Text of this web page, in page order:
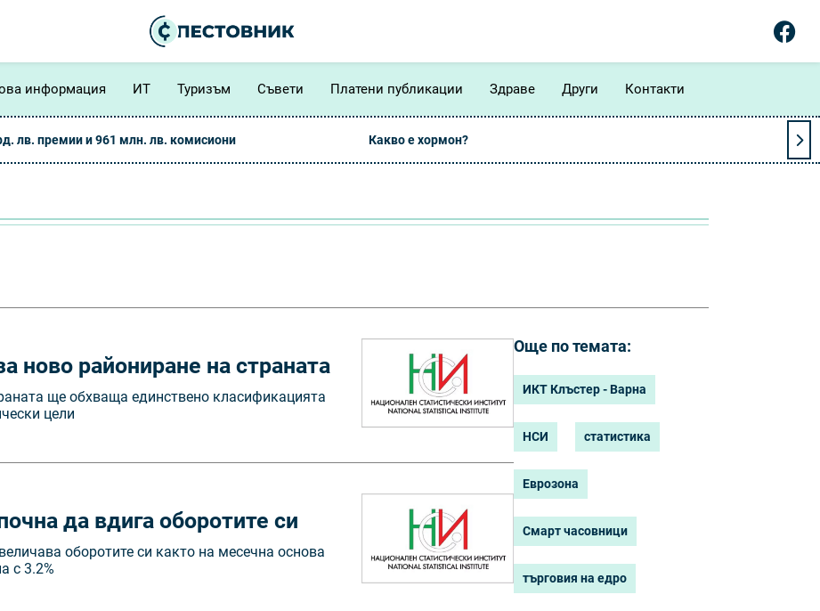
информация ИТ Туризъм Съвети Платени публикации Здраве Други Контакти
лв. премии и 961 млн. лв. комисиони Какво е хормон?
ново райониране на страната
ще обхваща единствено класификацията
цели
да вдига оборотите си
оборотите си както на месечна основа
с 3.2%
Още по темата:
ИКТ Клъстер - Варна
НСИ статистика
Еврозона
Смарт часовници
търговия на едро